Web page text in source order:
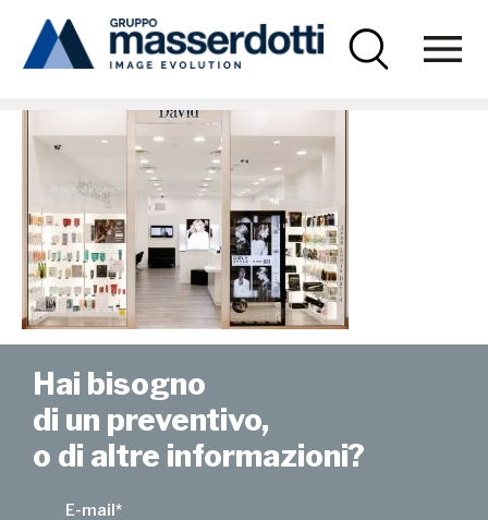
Hai bisogno
di un preventivo,
o di altre informazioni?
E-mail*